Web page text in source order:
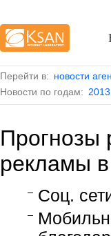
Перейти в: новости
Новости по годам: 2013
Прогнозы
рекламы
Соц.